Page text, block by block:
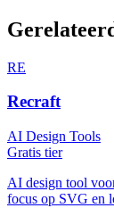
RE
Recraft
AI Design Tools
Gratis tier
AI design tool
focus op SVG en